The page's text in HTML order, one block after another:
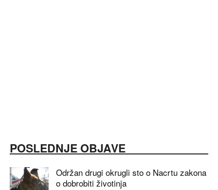
POSLEDNJE OBJAVE
Održan drugi okrugli sto o Nacrtu zakona
o dobrobiti životinja